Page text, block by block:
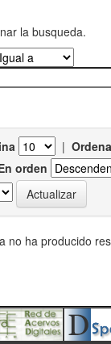
la busqueda.
|
orden
no ha producido